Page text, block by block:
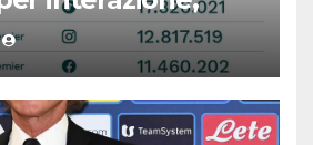
Nazionale